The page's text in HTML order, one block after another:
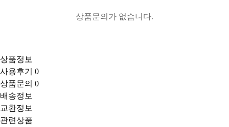
상품문의가 없습니다.
상품정보
사용후기 0
상품문의 0
배송정보
교환정보
관련상품